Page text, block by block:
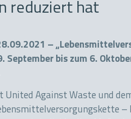
reduziert hat
–
September bis zum 6.
United Against Waste und